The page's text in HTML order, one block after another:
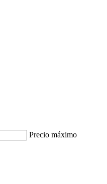
Precio máximo